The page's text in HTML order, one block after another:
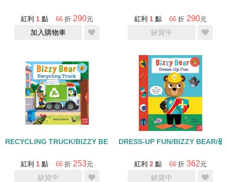
紅利 1 點 66 折 290元
加入購物車
紅利 1 點 66 折 290元
缺貨中
RECYCLING TRUCK/BIZZY BEAR/硬頁操作書+QR code
紅利 1 點 66 折 253元
缺貨中
DRESS-UP FUN/BIZZY BEAR/硬
紅利 2 點 66 折 362元
缺貨中